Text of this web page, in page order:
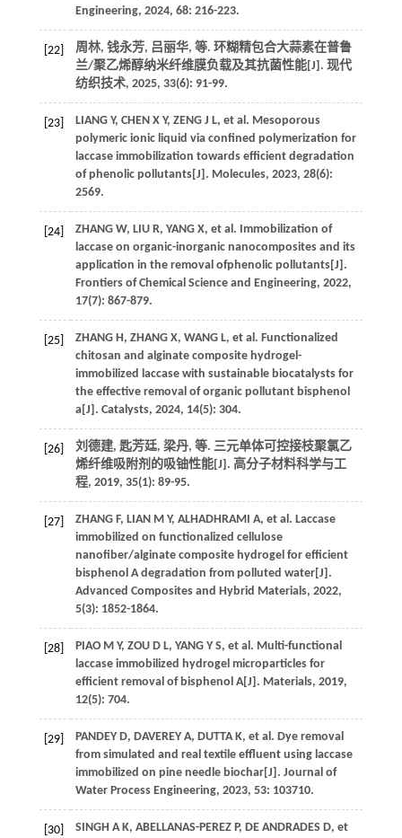
Engineering, 2024, 68: 216-223.
[22] 周林, 钱永芳, 吕丽华, 等. 环糊精包合大蒜素在普鲁
兰/聚乙烯醇纳米纤维膜负载及其抗菌性能[J]. 现代
纺织技术, 2025, 33(6): 91-99.
[23] LIANG Y, CHEN X Y, ZENG J L, et al. Mesoporous
polymeric ionic liquid via confined polymerization for
laccase immobilization towards efficient degradation
of phenolic pollutants[J]. Molecules, 2023, 28(6):
2569.
[24] ZHANG W, LIU R, YANG X, et al. Immobilization of
laccase on organic-inorganic nanocomposites and its
application in the removal ofphenolic pollutants[J].
Frontiers of Chemical Science and Engineering, 2022,
17(7): 867-879.
[25] ZHANG H, ZHANG X, WANG L, et al. Functionalized
chitosan and alginate composite hydrogel-
immobilized laccase with sustainable biocatalysts for
the effective removal of organic pollutant bisphenol
a[J]. Catalysts, 2024, 14(5): 304.
[26] 刘德建, 匙芳廷, 梁丹, 等. 三元单体可控接枝聚氯乙
烯纤维吸附剂的吸铀性能[J]. 高分子材料科学与工
程, 2019, 35(1): 89-95.
[27] ZHANG F, LIAN M Y, ALHADHRAMI A, et al. Laccase
immobilized on functionalized cellulose
nanofiber/alginate composite hydrogel for efficient
bisphenol A degradation from polluted water[J].
Advanced Composites and Hybrid Materials, 2022,
5(3): 1852-1864.
[28] PIAO M Y, ZOU D L, YANG Y S, et al. Multi-functional
laccase immobilized hydrogel microparticles for
efficient removal of bisphenol A[J]. Materials, 2019,
12(5): 704.
[29] PANDEY D, DAVEREY A, DUTTA K, et al. Dye removal
from simulated and real textile effluent using laccase
immobilized on pine needle biochar[J]. Journal of
Water Process Engineering, 2023, 53: 103710.
[30] SINGH A K, ABELLANAS-PEREZ P, DE ANDRADES D, et